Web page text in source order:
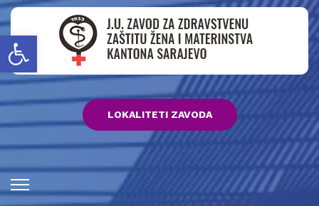
Open toolbar
LOKALITETI ZAVODA